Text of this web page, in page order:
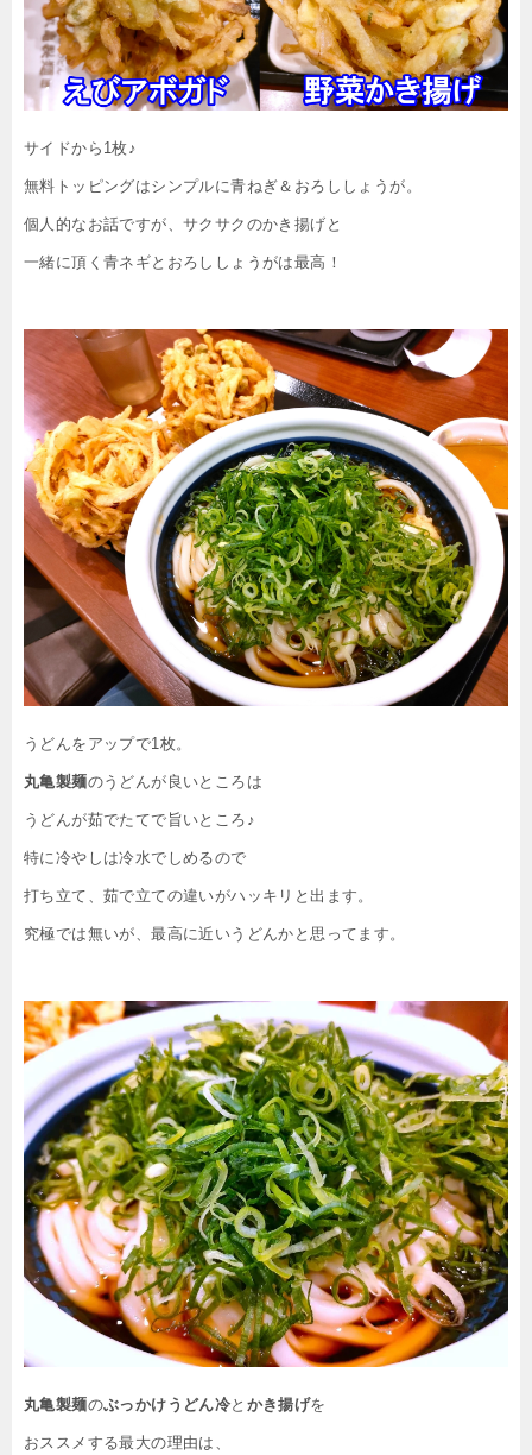
サイドから1枚♪
無料トッピングはシンプルに青ねぎ＆おろししょうが。
個人的なお話ですが、サクサクのかき揚げと
一緒に頂く青ネギとおろししょうがは最高！
うどんをアップで1枚。
丸亀製麺のうどんが良いところは
うどんが茹でたてで旨いところ♪
特に冷やしは冷水でしめるので
打ち立て、茹で立ての違いがハッキリと出ます。
究極では無いが、最高に近いうどんかと思ってます。
丸亀製麺のぶっかけうどん冷と かき揚げを
おススメする最大の理由は、